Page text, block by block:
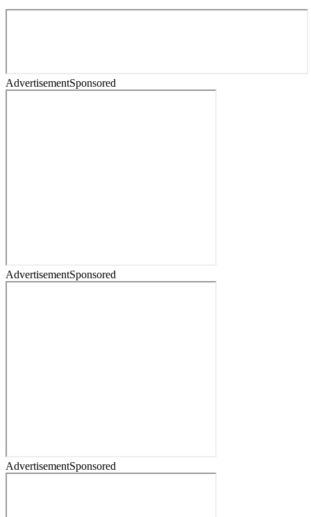
AdvertisementSponsored
AdvertisementSponsored
AdvertisementSponsored